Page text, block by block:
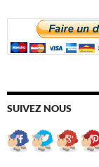
SUIVEZ NOUS